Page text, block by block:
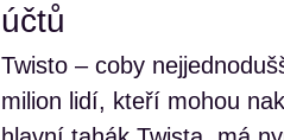
účtů
Twisto – coby
milion lidí, kteří mohou